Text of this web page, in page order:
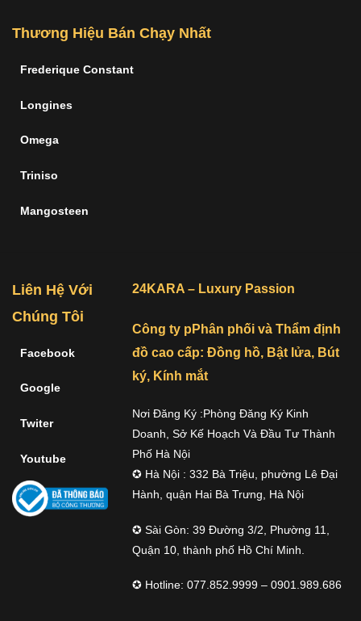
Thương Hiệu Bán Chạy Nhất
Frederique Constant
Longines
Omega
Triniso
Mangosteen
Liên Hệ Với
Chúng Tôi
Facebook
Google
Twiter
Youtube
24KARA – Luxury Passion
Công ty pPhân phối và Thẩm định
đồ cao cấp: Đồng hồ, Bật lửa, Bút
ký, Kính mắt
Nơi Đăng Ký :Phòng Đăng Ký Kinh
Doanh, Sở Kế Hoạch Và Đầu Tư Thành
Phố Hà Nội
✪ Hà Nội : 332 Bà Triệu, phường Lê Đại
Hành, quận Hai Bà Trưng, Hà Nội
✪ Sài Gòn: 39 Đường 3/2, Phường 11,
Quận 10, thành phố Hồ Chí Minh.
✪ Hotline: 077.852.9999 – 0901.989.686